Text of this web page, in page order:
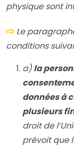
physique sont
Le
conditions
a)la
données à
plusieurs
droit de
prévoit que